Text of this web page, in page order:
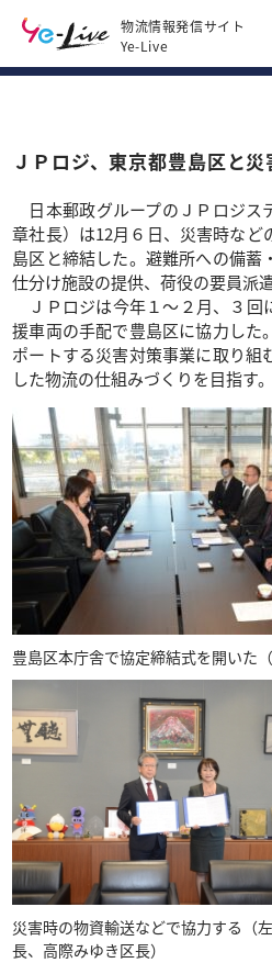
物流情報発信サイト
Ye-Live
ＪＰロジ、東京都豊島区と災
日本郵政グループのＪＰロジス
章社長）は12月６日、災害時など
島区と締結した。避難所への備蓄
仕分け施設の提供、荷役の要員派
ＪＰロジは今年１～２月、３回
援車両の手配で豊島区に協力した
ポートする災害対策事業に取り組
した物流の仕組みづくりを目指す。
豊島区本庁舎で協定締結式を開いた（
災害時の物資輸送などで協力する（
長、高際みゆき区長）